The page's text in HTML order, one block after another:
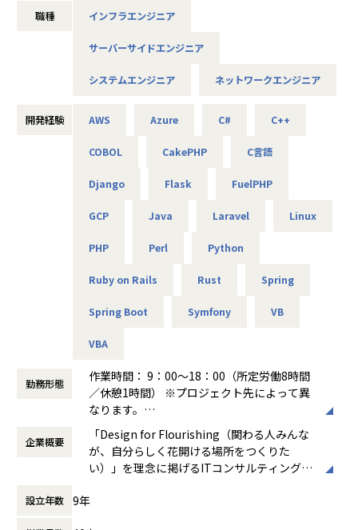
月一で面談を行ってくれるため、やりたいことや自分の頑張
アルテニアの良さです。
＜入社4年目 エンジニア＞
としての方針に
相違が出てきてしまったため転職しました。
エンジニアとして働きつつ、現場の人の関係を元に販路を広
できるようになりました。ソフトウェアの設計や製造の経験
しかなかったため、
エンジニアとしてこの様な活躍の仕方もあるのかと実感しま
エンジニアだけでなく採用・営業・教育といったやれる事が
アルテニアのいいところだと思います。
【業務の変更の範囲】
用・改善 --
使用機器：Cisco、FortiGate、Palo Alto、F5 BIG-IP など
主な業務：要件整理、検証、リリース計画の策定
主な業務：ポリシー改善、ログ分析、運用改善提案
-- データセンタ移設に伴うサーバ基盤リプレース案件 --
担当工程：基本設計、運用設計、詳細設計、構築、テスト、
担当者：30台前半、男性、入社1年目
-- 金融システムインフラ開発 --
担当工程：基本設計、運用設計、詳細設計、構築、テスト、
担当者：20台後半、男性、入社1年目
-- 官公庁向けインフラ開発 --
使用スキル：VMware、Windows、Linux
移行
■プライバシーマーク認定（認定番号：1082
5290）
■健康経営優良法人2025（中小規模法人部
■健康優良企業認定証 銀の認定（認定期間：
それは技術力だけではなく、人を大切にすること、より豊か
社会やお客様だけでなくパートナーや社員も幸せでいるこ
これがアルテニアの企業理念の根幹となります。
この度、事業の拡大に伴って新たなメンバーを募集しており
技術力だけでなく、人を思いやる姿勢を大切にしながら、
共に成長できる方を歓迎します！
＜開発部門 想定キャリアパス＞
月1回の面談にてキャリアの方向性をすり合わせながら、案
件を決定します。
「開発経験を積みたい」「設計に挑戦したい」「上流工程を
担当したい」などの
＜ネットワーク部門 想定キャリアパス＞
運用保守 → 構築 → 設計 → セキュリティ・コンサルティング
件を決定します。
「構築に行きたい」「設計に挑戦したい」「セキュリティ分
野を経験したい」などの
職種 インフラエンジニア
サーバーサイドエンジニア
システムエンジニア ネットワークエンジニア
開発経験 AWS Azure C# C++
COBOL CakePHP C言語
Django Flask FuelPHP
GCP Java Laravel Linux
PHP Perl Python
Ruby on Rails Rust Spring
Spring Boot Symfony VB
VBA
勤務形態
作業時間： 9：00～18：00（所定労働8時間
／休憩1時間） ※プロジェクト先によって異
なります。
働き方：
固定時間制（9時～18時、10時～19
時など）
時間外労働の有無： 有（月平均0時間～20時
間）
休憩時間： 60分
企業概要
「Design for Flourishing（関わる人みんな
が、自分らしく花開ける場所をつくりた
い）」を理念に掲げるITコンサルティング・
客様をリードする」のではなく、「お客様と
設立年数 9年